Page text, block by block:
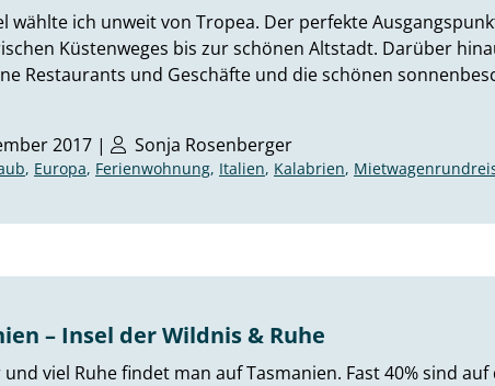
wählte ich unweit von Tropea. Der perfekte
Küstenweges bis zur schönen Altstadt. Darüber
Restaurants und Geschäfte und die schönen
2017 |
Sonja Rosenberger
, Europa, Ferienwohnung, Italien, Kalabrien,
– Insel der Wildnis & Ruhe
viel Ruhe findet man auf Tasmanien. Fast 40% sind